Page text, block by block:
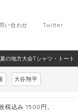
Twitter
い合わせ
の地方大会Tシャツ・トート
大谷翔平
税込み 1500円。